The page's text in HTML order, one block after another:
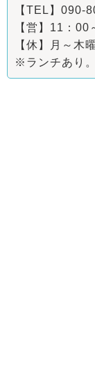
【TEL】090-
【営】11：00
【休】月～
※ランチあり